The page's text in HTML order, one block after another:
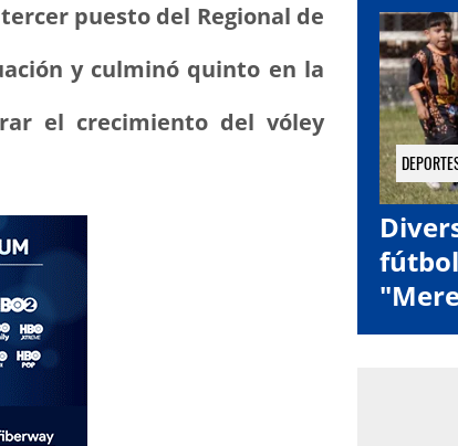
puesto del Regional de
y culminó quinto en la
el crecimiento del vóley